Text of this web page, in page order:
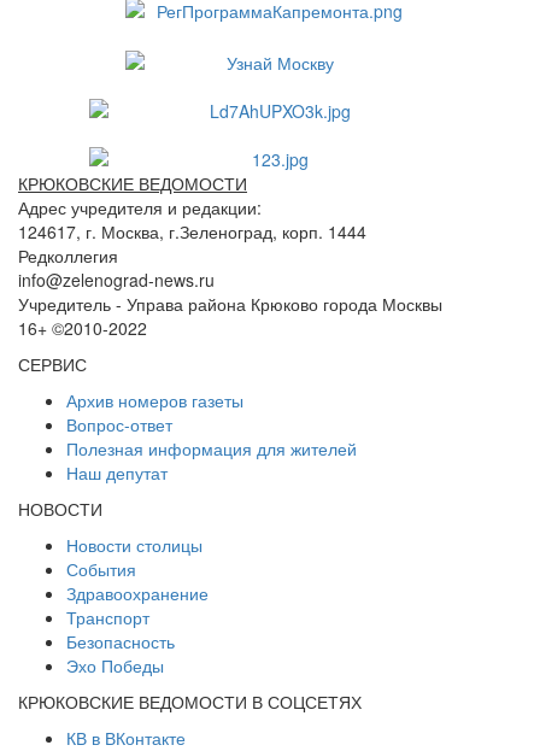
КРЮКОВСКИЕ ВЕДОМОСТИ
Адрес учредителя и редакции:
124617, г. Москва, г.Зеленоград, корп. 1444
Редколлегия
info@zelenograd-news.ru
Учредитель - Управа района Крюково города Москвы
16+ ©2010-2022
СЕРВИС
Архив номеров газеты
Вопрос-ответ
Полезная информация для жителей
Наш депутат
НОВОСТИ
Новости столицы
События
Здравоохранение
Транспорт
Безопасность
Эхо Победы
КРЮКОВСКИЕ ВЕДОМОСТИ В СОЦСЕТЯХ
КВ в ВКонтакте